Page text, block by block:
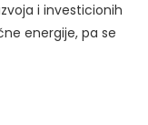
i investicionih
energije, pa se